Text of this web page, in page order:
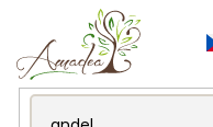
obsah